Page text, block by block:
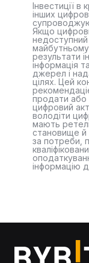
Інвестиції в
інших
Якщо
недоступний
результати
інформація
джерел і
цілях. Цей
продати або
цифровий
володіти
мають
становище й
за потреби,
інформацію